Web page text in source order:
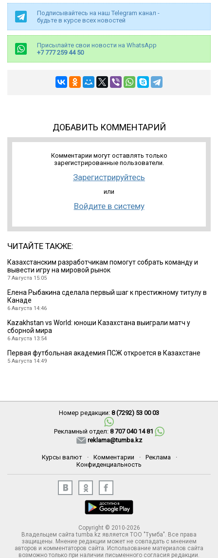
Подписывайтесь на наш Telegram канал -
будьте в курсе всех новостей
Присылайте свои новости на WhatsApp
+7 777 259 44 50
ДОБАВИТЬ КОММЕНТАРИЙ
Комментарии могут оставлять только
зарегистрированные пользователи.
Зарегистрируйтесь
или
Войдите в систему
ЧИТАЙТЕ ТАКЖЕ:
Казахстанским разработчикам помогут собрать команду и
вывести игру на мировой рынок
7 Августа 15:05
Елена Рыбакина сделала первый шаг к престижному титулу в
Канаде
6 Августа 14:46
Kazakhstan vs World: юноши Казахстана выиграли матч у
сборной мира
6 Августа 13:54
Первая футбольная академия ПСЖ откроется в Казахстане
5 Августа 14:49
Номер редакции: 8 (7292) 53 00 03
Рекламный отдел: 8 707 040 14 81
reklama@tumba.kz
Курсы валют · Комментарии · Реклама
·
Конфиденциальность
Copyright © 2010-2026
Владельцем сайта tumba.kz является ТОО "Тумба". Все права
защищены. Мнение редакции может не совпадать с мнением
авторов и комментаторов сайта. Использование материалов сайта
возможно только при наличии письменного согласия редакции.